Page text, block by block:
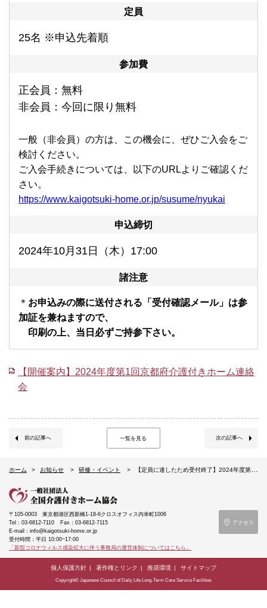
定員
25名 ※申込先着順
参加費
正会員：無料
非会員：今回に限り無料
一般（非会員）の方は、この機会に、ぜひご入会をご
検討ください。
ご入会手続きについては、以下のURLよりご確認くだ
さい。
https://www.kaigotsuki-home.or.jp/susume/nyukai
申込締切
2024年10月31日（木）17:00
諸注意
＊ お申込みの際に送付される「受付確認メール」は参
加証を兼ねますので、
印刷の上、当日必ずご持参下さい。
【開催案内】2024年度第1回京都府介護付きホーム連絡
会
前の記事へ 一覧を見る 次の記事へ
ホーム お知らせ 研修・イベント 【定員に達したため受付終了】2024年度第1回京都府介護付きホーム連絡会～「認知症について学ぶ」＆「意見交換会」認知症の方への生活支援・アプローチ等、認知症になっても自立した生活を支援していくために～（11/8京都府京都市）
〒105-0003 東京都港区西新橋1-18-6クロスオフィス内幸町1006
Tel：03-6812-7110
Fax：03-6812-7115
E-mail：info@kaigotsuki-home.or.jp
受付時間：平日 10:00~17:00
「新型コロナウィルス感染拡大に伴う事務局の運営体制についてはこちら」
アクセス
個人保護方針 著作権とリンク 推奨環境 サイトマップ
Copyright© Japanese Council of Daily Life Long-Term Care Service Facilities